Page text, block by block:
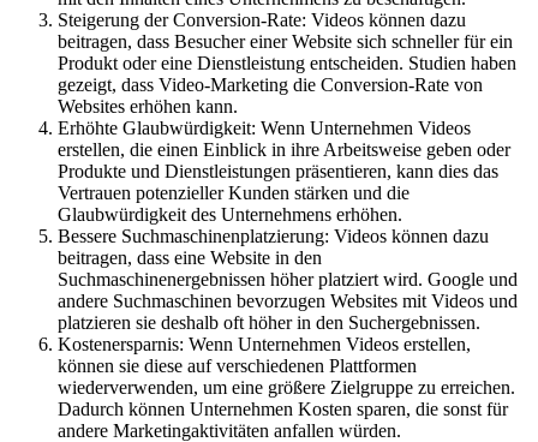
Steigerung der Conversion-Rate: Videos können dazu
beitragen, dass Besucher einer Website sich schneller für ein
Produkt oder eine Dienstleistung entscheiden. Studien haben
gezeigt, dass Video-Marketing die Conversion-Rate von
Websites erhöhen kann.
Erhöhte Glaubwürdigkeit: Wenn Unternehmen Videos
erstellen, die einen Einblick in ihre Arbeitsweise geben oder
Produkte und Dienstleistungen präsentieren, kann dies das
Vertrauen potenzieller Kunden stärken und die
Glaubwürdigkeit des Unternehmens erhöhen.
Bessere Suchmaschinenplatzierung: Videos können dazu
beitragen, dass eine Website in den
Suchmaschinenergebnissen höher platziert wird. Google und
andere Suchmaschinen bevorzugen Websites mit Videos und
platzieren sie deshalb oft höher in den Suchergebnissen.
Kostenersparnis: Wenn Unternehmen Videos erstellen,
können sie diese auf verschiedenen Plattformen
wiederverwenden, um eine größere Zielgruppe zu erreichen.
Dadurch können Unternehmen Kosten sparen, die sonst für
andere Marketingaktivitäten anfallen würden.